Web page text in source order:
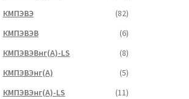
КМПЭВЭ
(82)
КМПЭВЭВ
(6)
КМПЭВЭВнг(А)-LS
(8)
КМПЭВЭнг(А)
(5)
КМПЭВЭнг(А)-LS
(11)